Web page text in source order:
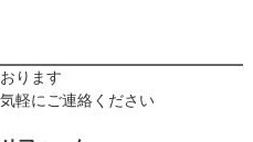
ります
軽にご連絡ください